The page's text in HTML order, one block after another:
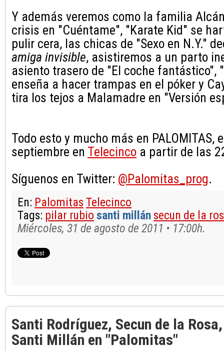
Y además veremos como la familia
crisis en "Cuéntame", "Karate Kid" se
pulir cera, las chicas de "Sexo en N.Y."
amiga invisible, asistiremos a un parto
asiento trasero de "El coche fantástico",
enseña a hacer trampas en el póker y
tira los tejos a Malamadre en "Versión
Todo esto y mucho más en PALOMITAS,
septiembre en Telecinco a partir de las
Síguenos en Twitter: @Palomitas_prog.
En: Palomitas Telecinco
Tags: pilar rubio santi millán secun de la
Miércoles, 31 de agosto de 2011 • 17:00h.
Santi Rodríguez, Secun de la
Santi Millán en "Palomitas"